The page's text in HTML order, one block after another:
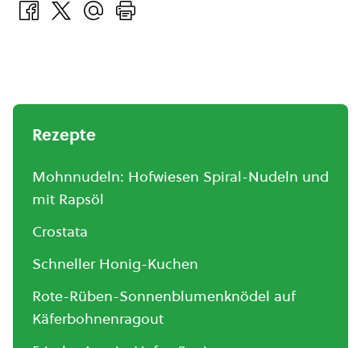
Rezepte
Mohnnudeln: Hofwiesen Spiral-Nudeln und
mit Rapsöl
Crostata
Schneller Honig-Kuchen
Rote-Rüben-Sonnenblumenknödel auf
Käferbohnenragout